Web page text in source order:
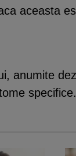
aceasta
anumite
specifice.